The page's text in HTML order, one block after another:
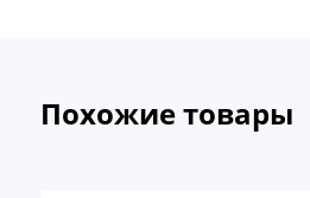
Похожие товары